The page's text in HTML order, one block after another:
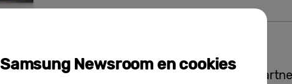
[Galaxy Unpacked 2026] Samsung en
Samsung Newsroom en cookies